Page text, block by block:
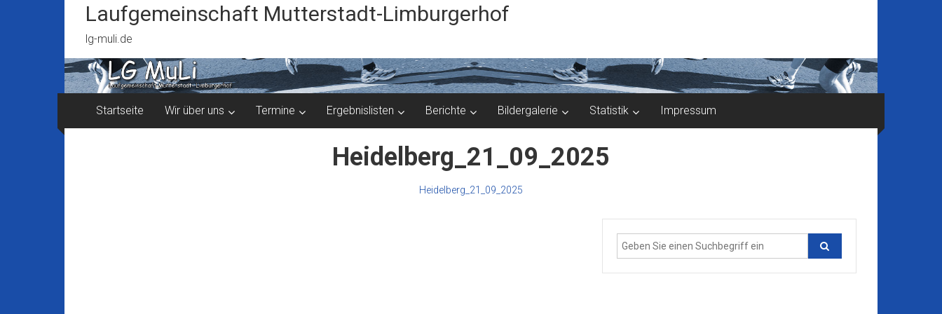
Inhalt
springen
Laufgemeinschaft Mutterstadt-Limburgerhof
lg-muli.de
Startseite Wir über uns Termine Ergebnislisten Berichte Bildergalerie Statistik Impressum
Heidelberg_21_09_2025
Heidelberg_21_09_2025